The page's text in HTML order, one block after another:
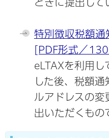
ときに提出して
特別徴収税額通
[PDF形式／
eLTAXを利用し
した後、税額
ルアドレスの変
出いただくもの